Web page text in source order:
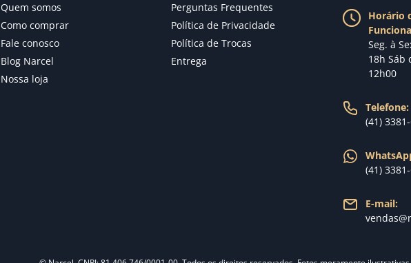
Quem somos
Como comprar
Fale conosco
Blog Narcel
Nossa loja
Perguntas Frequentes
Política de Privacidade
Política de Trocas
Entrega
Horário
Seg. à
18h Sáb
12h00
Telefone:
(41)
(41)
E-mail: